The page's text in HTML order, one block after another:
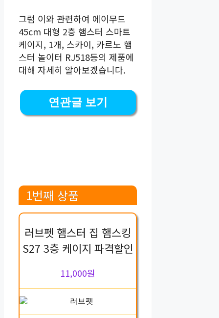
그럼 이와 관련하여 에이무드
45cm 대형 2층 햄스터 스마트
케이지, 1개, 스카이, 카르노 햄
스터 놀이터 RJ518등의 제품에
대해 자세히 알아보겠습니다.
연관글 보기
1번째 상품
러브펫 햄스터 집 햄스킹
S27 3층 케이지 파격할인
11,000원